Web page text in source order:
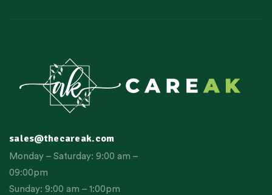
sales@thecareak.com
Monday – Saturday: 9:00 am –
09:00pm
Sunday: 9:00 am – 1:00pm